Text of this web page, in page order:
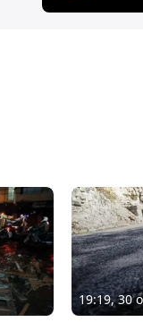
19:19, 30